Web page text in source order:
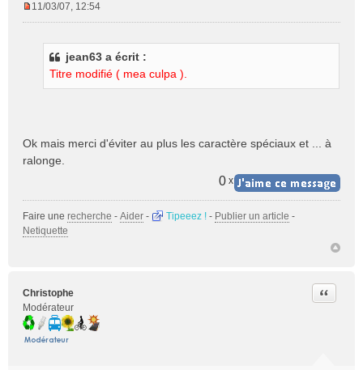
n
l
11/03/07, 12:54
jean63 a écrit :
Titre modifié ( mea culpa ).
Ok mais merci d'éviter au plus les caractère spéciaux et ... à
ralonge.
0 x
Faire une recherche - Aider - Tipeeez ! - Publier un article -
Netiquette
Christophe
Modérateur
Citer